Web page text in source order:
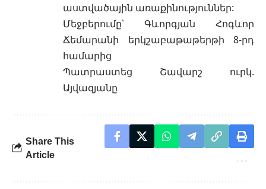
աստվածային առաքինություններ:
Մեջբերումը՝ Գևորգյան Հոգևոր
Ճեմարանի երկշաբաթաթերթի 8-րդ
համարից
Պատրաստեց Շավարշ ուրկ.
Այվազյանը
Share This
Article